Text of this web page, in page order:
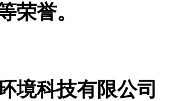
荣誉。
境科技有限公司